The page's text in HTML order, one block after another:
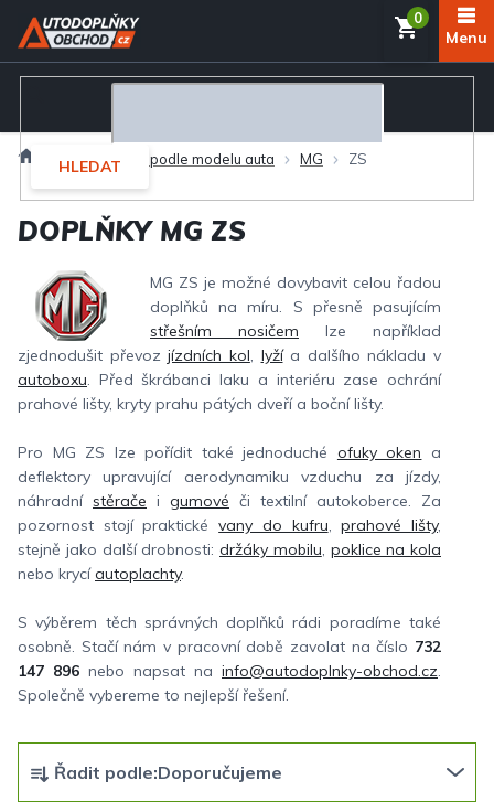
Přejít
obsah
HLEDAT
Autodoplňky podle modelu auta MG ZS
DOPLŇKY MG ZS
MG ZS je možné dovybavit celou řadou
doplňků na míru. S přesně pasujícím
střešním nosičem lze například
zjednodušit převozjízdních kol, lyžía dalšího nákladu v
autoboxu. Před škrábanci laku a interiéru zase ochrání
prahové lišty, kryty prahu pátých dveří a boční lišty.
Pro MG ZS lze pořídit také jednoduché ofuky oken a
deflektory upravující aerodynamiku vzduchu za jízdy,
náhradní stěrače i gumové či textilní autokoberce. Za
pozornost stojí praktickévany do kufru,prahové lišty,
stejně jako další drobnosti: držáky mobilu, poklice na kola
nebo krycíautoplachty.
S výběrem těch správných doplňků rádi poradíme také
osobně. Stačí nám v pracovní době zavolat na číslo 732
147 896 nebo napsat na info@autodoplnky-obchod.cz.
Společně vybereme to nejlepší řešení.
a
Řadit podle:Doporučujeme